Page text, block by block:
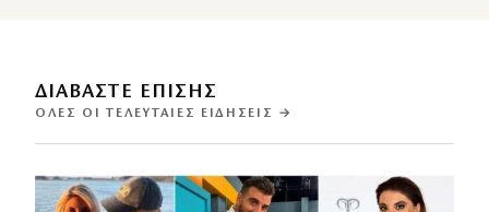
ΔΙΑΒΑΣΤΕ ΕΠΙΣΗΣ
ΌΛΕΣ ΟΙ ΤΕΛΕΥΤΑΊΕΣ ΕΙΔΉΣΕΙΣ →